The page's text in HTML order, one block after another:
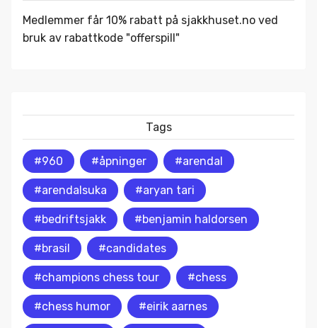
Medlemmer får 10% rabatt på sjakkhuset.no ved
bruk av rabattkode "offerspill"
Tags
#960 #åpninger #arendal
#arendalsuka #aryan tari
#bedriftsjakk #benjamin haldorsen
#brasil #candidates
#champions chess tour #chess
#chess humor #eirik aarnes